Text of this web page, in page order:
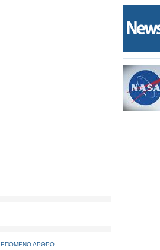
ΕΠΟΜΕΝΟ ΑΡΘΡΟ